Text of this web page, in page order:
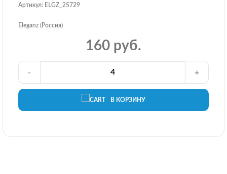
Артикул: ELGZ_25729
Eleganz (Россия)
160 руб.
В КОРЗИНУ
- +